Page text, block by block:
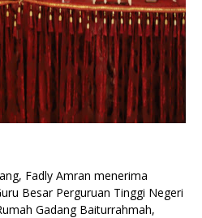
Fadly Amran menerima
Besar Perguruan Tinggi Negeri
Gadang Baiturrahmah,